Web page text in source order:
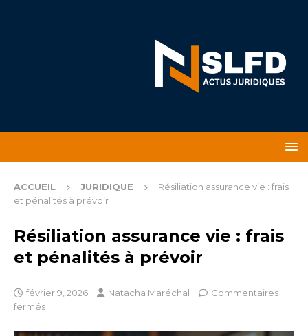
ACCUEIL JURIDIQUE
Résiliation assurance vie : frais
et pénalités à prévoir
Résiliation assurance vie : frais
et pénalités à prévoir
février 9, 2026 Natacha Maréchal
Commentaires
fermés